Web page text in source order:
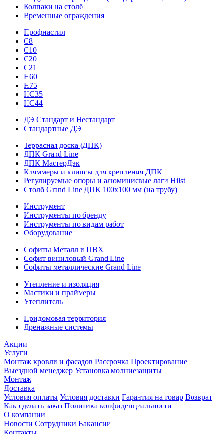
Колпаки на столб
Временные ограждения
Профнастил
С8
С10
С20
С21
H60
H75
HС35
НС44
ДЭ Стандарт и Нестандарт
Стандартные ДЭ
Террасная доска (ДПК)
ДПК Grand Line
ДПК МастерДэк
Кляммеры и клипсы для крепления ДПК
Регулируемые опоры и алюминиевые лаги Hilst
Столб Grand Line ДПК 100х100 мм (на трубу)
Инструмент
Инструменты по бренду
Инструменты по видам работ
Оборудование
Софиты Металл и ПВХ
Софит виниловый Grand Line
Софиты металлические Grand Line
Утепление и изоляция
Мастики и праймеры
Утеплитель
Придомовая территория
Дренажные системы
Акции
Услуги
Монтаж кровли и фасадов Рассрочка Проектирование
Выездной менеджер Установка молниезащиты
Монтаж
Доставка
Условия оплаты Условия доставки Гарантия на товар Возврат
Как сделать заказ Политика конфиденциальности
О компании
Новости Сотрудники Вакансии
Контакты